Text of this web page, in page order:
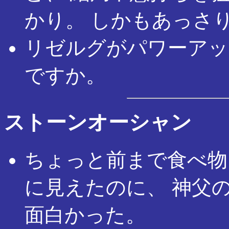
かり。 しかもあっさ
リゼルグがパワーア
ですか。
ストーンオーシャン
ちょっと前まで食べ
に見えたのに、 神父
面白かった。